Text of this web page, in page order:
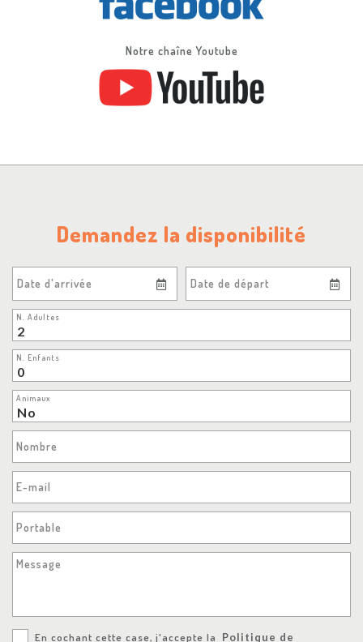
Notre chaîne Youtube
Demandez la disponibilité
Date d'arrivée Date de départ
N. Adultes
N. Enfants
Animaux
Nombre
E-mail
Portable
Message
En cochant cette case, j'accepte la
Politique de